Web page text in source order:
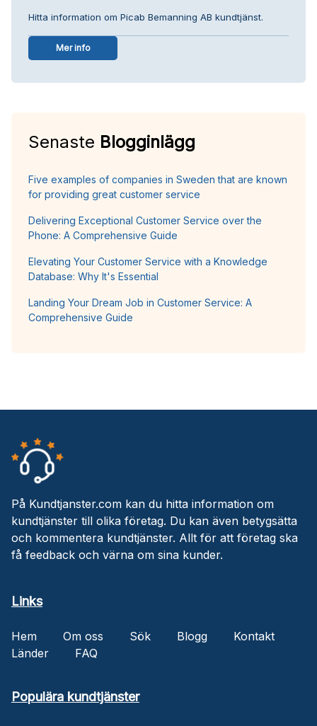
Hitta information om Picab Bemanning AB kundtjänst.
Mer info
Senaste Blogginlägg
Five examples of companies in Sweden that are known
for providing great customer service
Delivering Exceptional Customer Service over the
Phone: A Comprehensive Guide
Elevating Your Customer Service with a Knowledge
Database: Why It's Essential
Landing Your Dream Job in Customer Service: A
Comprehensive Guide
På Kundtjanster.com kan du hitta information om
kundtjänster till olika företag. Du kan även betygsätta
och kommentera kundtjänster. Allt för att företag ska
få feedback och värna om sina kunder.
Links
Hem Om oss Sök Blogg
Kontakt
Länder
FAQ
Populära kundtjänster